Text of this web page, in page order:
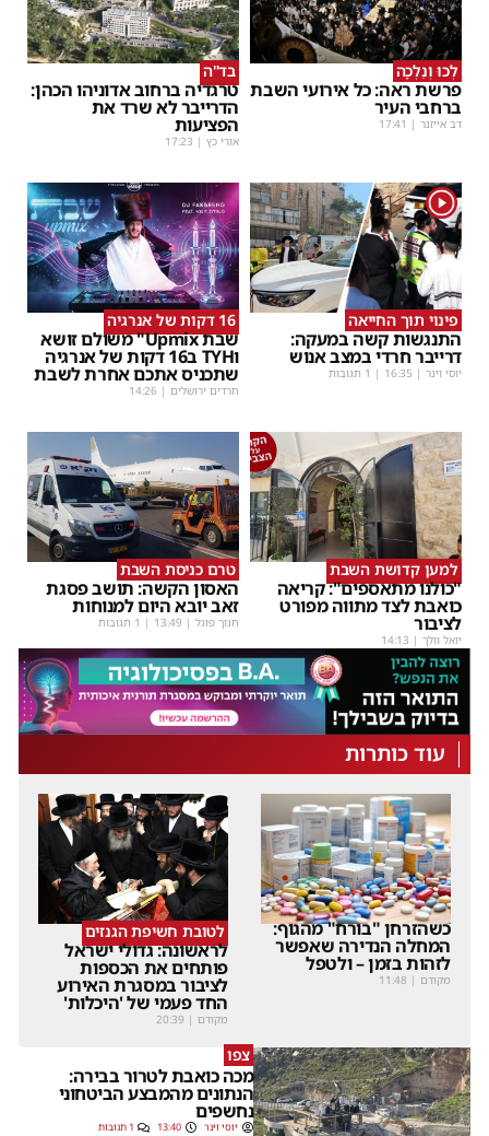
לְכוּ וְנֵלְכָה
פרשת ראה: כל אירועי השבת
ברחבי העיר
דב אייזנר |
17:41
בד"ה
טרגדיה ברחוב אדוניהו הכהן:
הדרייבר לא שרד את
הפציעות
אורי כץ |
17:23
1
פינוי תוך החייאה
התנגשות קשה במעקה:
דרייבר חרדי במצב אנוש
יוסי וינר |
16:35 | 1 תגובות
16 דקות של אנרגיה
שבת Upmix" משולם זושא
וTYH ב16 דקות של אנרגיה
שתכניס אתכם אחרת לשבת
חרדים ירושלים |
14:26
למען קדושת השבת
"כולנו מתאספים": קריאה
כואבת לצד מתווה מפורט
לציבור
יואל וולך |
14:13
טרם כניסת השבת
האסון הקשה: תושב פסגת
זאב יובא היום למנוחות
חנוך פוגל |
13:49 | 1 תגובות
עוד כותרות
כשהזרחן "בורח" מהגוף:
המחלה הנדירה שאפשר
לזהות בזמן – ולטפל
מקודם |
11:48
לטובת חשיפת הגנזים
לראשונה: גדולי ישראל
פותחים את הכספות
לציבור במסגרת האירוע
החד פעמי של 'היכלות'
מקודם |
20:39
צפו
מכה כואבת לטרור בבירה:
הנתונים מהמבצע הביטחוני
נחשפים
יוסי וינר 13:40 1 תגובות